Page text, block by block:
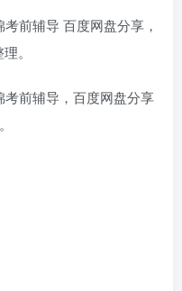
前辅导 百度网盘分享，
。
前辅导，百度网盘分享